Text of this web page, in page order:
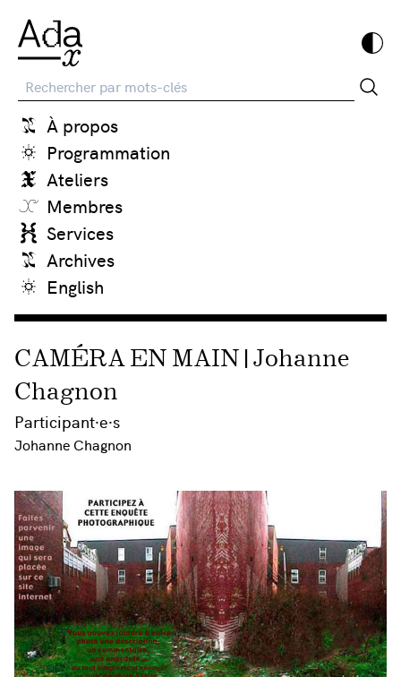
Recherche
À propos
Programmation
Ateliers
Membres
Services
Archives
English
CAMÉRA EN MAIN | Johanne
Chagnon
Participant·e·s
Johanne Chagnon